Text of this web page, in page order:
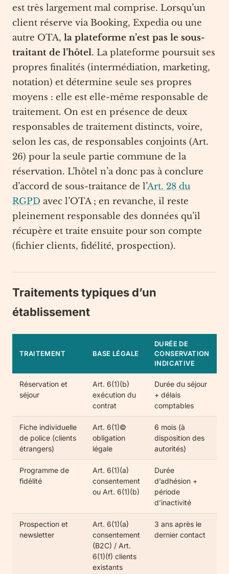
est très largement mal comprise. Lorsqu’un
client réserve via Booking, Expedia ou une
autre OTA, la plateforme n’est pas le sous-
traitant de l’hôtel. La plateforme poursuit ses
propres finalités (intermédiation, marketing,
notation) et détermine seule ses propres
moyens : elle est elle-même responsable de
traitement. On est en présence de deux
responsables de traitement distincts, voire,
selon les cas, de responsables conjoints (Art.
26) pour la seule partie commune de la
réservation. L’hôtel n’a donc pas à conclure
d’accord de sous-traitance de l’Art. 28 du
RGPD avec l’OTA ; en revanche, il reste
pleinement responsable des données qu’il
récupère et traite ensuite pour son compte
(fichier clients, fidélité, prospection).
Traitements typiques d’un
établissement
TRAITEMENT BASE LÉGALE
DURÉE DE
CONSERVATION
INDICATIVE
Réservation et
séjour
Art. 6(1)(b)
exécution du
contrat
Durée du séjour
+ délais
comptables
Fiche individuelle
de police (clients
étrangers)
Art. 6(1)©
obligation
légale
6 mois (à
disposition des
autorités)
Programme de
fidélité
Art. 6(1)(a)
consentement
ou Art. 6(1)(b)
Durée
d’adhésion +
période
d’inactivité
Prospection et
newsletter
Art. 6(1)(a)
consentement
(B2C) / Art.
6(1)(f) clients
existants
3 ans après le
dernier contact